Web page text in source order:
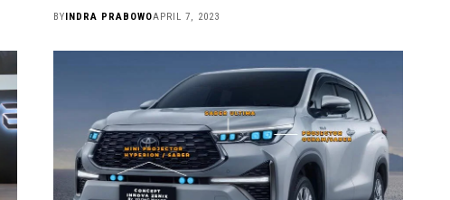
BY INDRA PRABOWOAPRIL 7, 2023